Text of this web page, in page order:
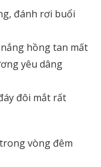
đánh rơi buổi
hồng tan mất
yêu dâng
đôi mắt rất
vòng đêm